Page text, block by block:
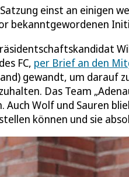
einst an einigen
bekanntgewordenen
FC, per Brief an den
gewandt, um darauf
Das Team
Auch Wolf und Sauren
können und sie